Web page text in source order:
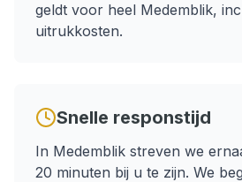
geldt voor heel Medemblik,
uitrukkosten.
Snelle responstijd
In Medemblik streven we
20 minuten bij u te zijn. We